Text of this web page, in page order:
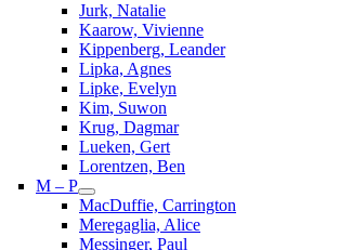
Jurk, Natalie
Kaarow, Vivienne
Kippenberg, Leander
Lipka, Agnes
Lipke, Evelyn
Kim, Suwon
Krug, Dagmar
Lueken, Gert
Lorentzen, Ben
M – P
MacDuffie, Carrington
Meregaglia, Alice
Messinger, Paul